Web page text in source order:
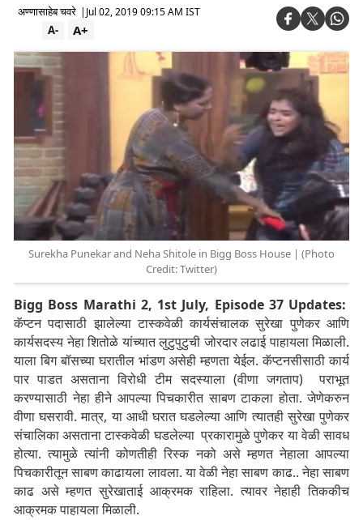
अण्णासाहेब चवरे | Jul 02, 2019 09:15 AM IST
A+
A-
Surekha Punekar and Neha Shitole in Bigg Boss House | (Photo
Credit: Twitter)
Bigg Boss Marathi 2, 1st July, Episode 37 Updates:
कॅप्टन पदासाठी झालेल्या टास्कवेळी कार्यसंचालक सुरेखा पुणेकर आणि
कार्यसदस्य नेहा शितोळे यांच्यात लुटुपुटुची जोरदार लढाई पाहायला मिळाली.
याला बिग बॉसच्या घरातील भांडण असेही म्हणता येईल. कॅप्टनसीसाठी कार्य
पार पाडत असताना विरोधी टीम सदस्याला (वीणा जगताप) पराभूत
करण्यासाठी नेहा हीने आपल्या पिचकारीत साबण टाकला होता. जेणेकरुन
वीणा घसरावी. मात्र, या आधी घरात घडलेल्या आणि त्यातही सुरेखा पुणेकर
संचालिका असताना टास्कवेळी घडलेल्या प्रकारामुळे पुणेकर या वेळी सावध
होत्या. त्यामुळे त्यांनी कोणतीही रिस्क नको असे म्हणत नेहाला आपल्या
पिचकारीतून साबण काढायला लावला. या वेळी नेहा साबण काढ.. नेहा साबण
काढ असे म्हणत सुरेखाताई आक्रमक राहिला. त्यावर नेहाही तिककीच
आक्रमक पाहायला मिळाली.